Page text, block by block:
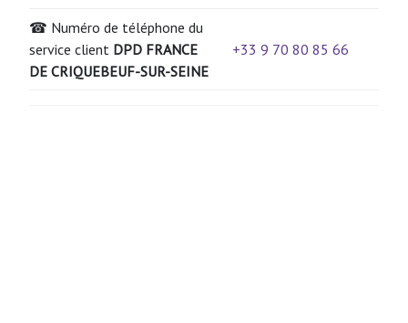
☎ Numéro de téléphone du
service client DPD FRANCE
DE CRIQUEBEUF-SUR-SEINE
+33 9 70 80 85 66